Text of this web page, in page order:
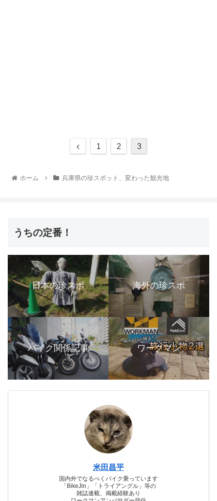
1 2 3
ホーム 兵庫県の珍スポット、変わった観光地
うちの定番！
日本の珍スポ 海外の珍スポ
バイク関係記事 ワークマン
米田昌平
国内外でなるべくバイク乗っています
「BikeJin」「トライアングル」等の
雑誌連載、掲載経験あり